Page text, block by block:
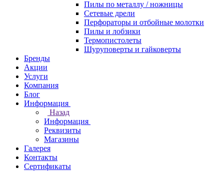
Пилы по металлу / ножницы
Сетевые дрели
Перфораторы и отбойные молотки
Пилы и лобзики
Термопистолеты
Шуруповерты и гайковерты
Бренды
Акции
Услуги
Компания
Блог
Информация
Назад
Информация
Реквизиты
Магазины
Галерея
Контакты
Сертификаты